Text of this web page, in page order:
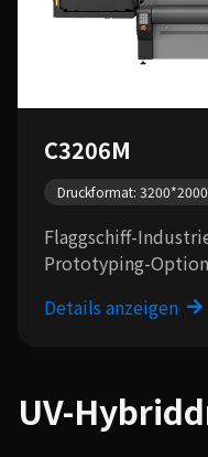
C3206M
Druckformat:
Flaggschiff-
Prototyping-
Details anzeigen
UV-